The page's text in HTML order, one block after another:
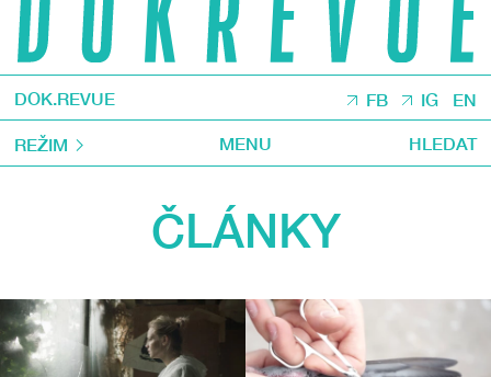
DOK.REVUE FB IG EN
REŽIM MENU HLEDAT
ČLÁNKY